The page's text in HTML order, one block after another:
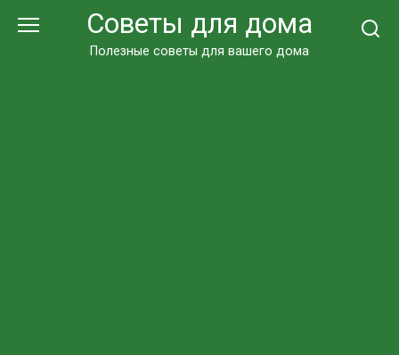
Советы для дома
Полезные советы для вашего дома